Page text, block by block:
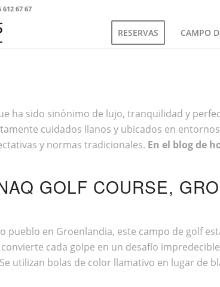
612 67 67
RESERVAS CAMPO
ha sido sinónimo de lujo, tranquilidad y
cuidados llanos y ubicados en
y normas tradicionales. En el blog de
GOLF COURSE,
pueblo en Groenlandia, este campo de golf
cada golpe en un desafío
utilizan bolas de color llamativo en lugar de